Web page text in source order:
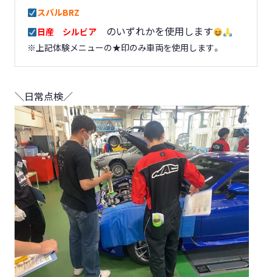
スバルBRZ
日産 シルビアのいずれかを使用します
※上記体験メニューの★印のみ車両を使用します。
＼日常点検／